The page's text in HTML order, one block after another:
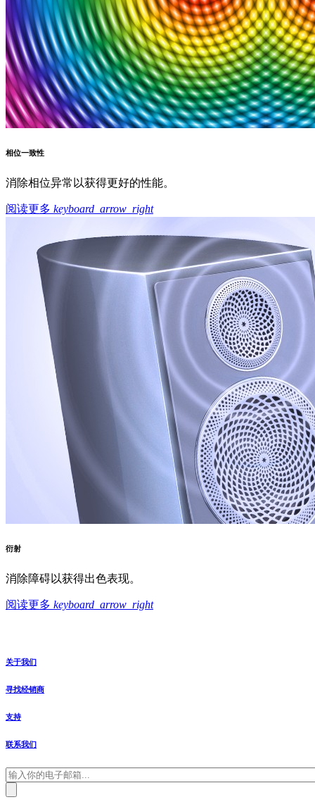
相位一致性
消除相位异常以获得更好的性能。
阅读更多 keyboard_arrow_right
衍射
消除障碍以获得出色表现。
阅读更多 keyboard_arrow_right
关于我们
寻找经销商
支持
联系我们